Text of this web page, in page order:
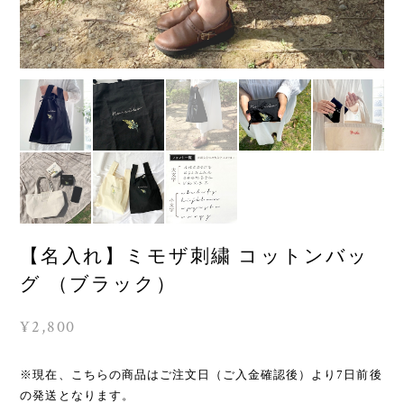
【名入れ】ミモザ刺繍 コットンバッ
グ （ブラック）
¥2,800
※現在、こちらの商品はご注文日（ご入金確認後）より7日前後
の発送となります。